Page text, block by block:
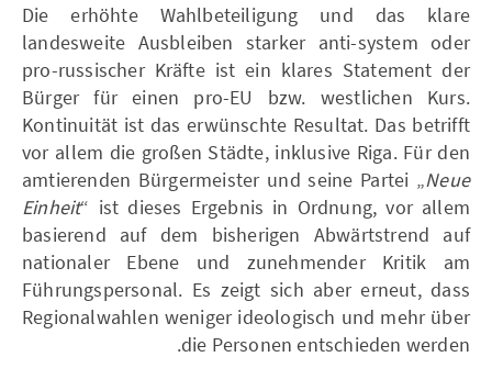
Die erhöhte Wahlbeteiligung und das klare
landesweite Ausbleiben starker anti-system oder
pro-russischer Kräfte ist ein klares Statement der
Bürger für einen pro-EU bzw. westlichen Kurs.
Kontinuität ist das erwünschte Resultat. Das betrifft
vor allem die großen Städte, inklusive Riga. Für den
amtierenden Bürgermeister und seine Partei „Neue
Einheit“ ist dieses Ergebnis in Ordnung, vor allem
basierend auf dem bisherigen Abwärtstrend auf
nationaler Ebene und zunehmender Kritik am
Führungspersonal. Es zeigt sich aber erneut, dass
Regionalwahlen weniger ideologisch und mehr über
die Personen entschieden werden.